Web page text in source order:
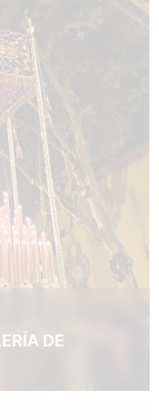
DE